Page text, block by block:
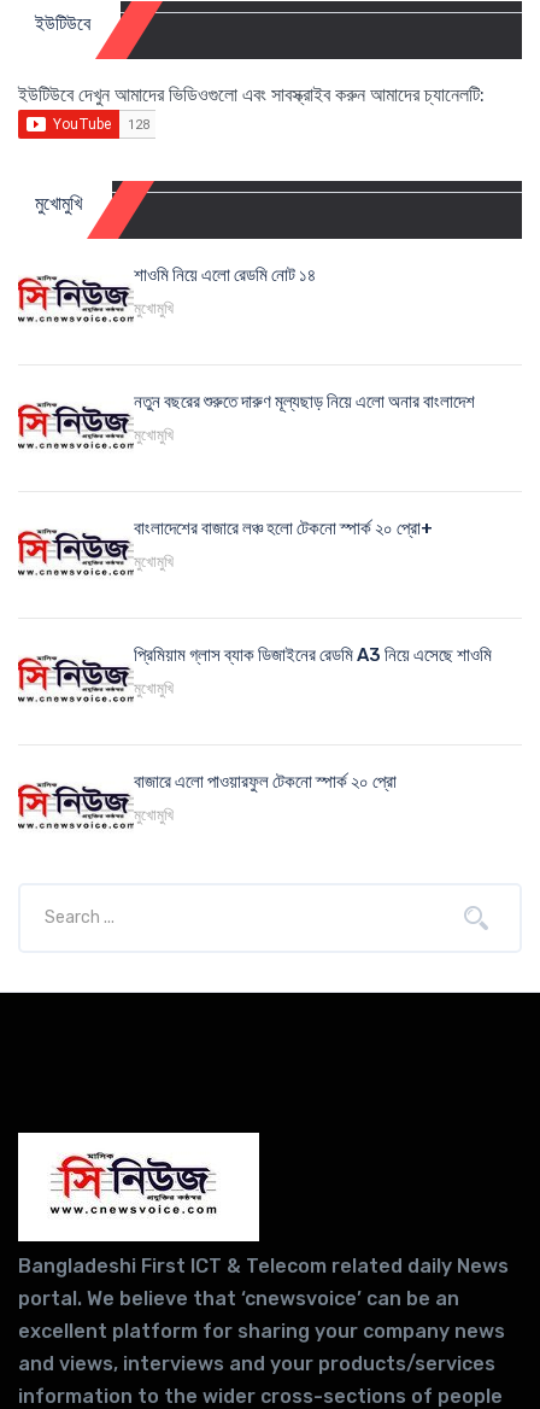
ইউটিউবে
ইউটিউবে দেখুন আমাদের ভিডিওগুলো এবং সাবস্ক্রাইব করুন আমাদের চ্যানেলটি:
মুখোমুখি
শাওমি নিয়ে এলো রেডমি নোট ১৪
মুখোমুখি
নতুন বছরের শুরুতে দারুণ মূল্যছাড় নিয়ে এলো অনার বাংলাদেশ
মুখোমুখি
বাংলাদেশের বাজারে লঞ্চ হলো টেকনো স্পার্ক ২০ প্রো+
মুখোমুখি
প্রিমিয়াম গ্লাস ব্যাক ডিজাইনের রেডমি A3 নিয়ে এসেছে শাওমি
মুখোমুখি
বাজারে এলো পাওয়ারফুল টেকনো স্পার্ক ২০ প্রো
মুখোমুখি
Bangladeshi First ICT & Telecom related daily News
portal. We believe that ‘cnewsvoice’ can be an
excellent platform for sharing your company news
and views, interviews and your products/services
information to the wider cross-sections of people